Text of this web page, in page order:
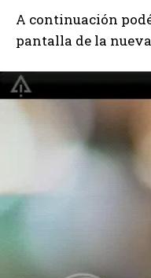
A continuación
pantalla de la nueva